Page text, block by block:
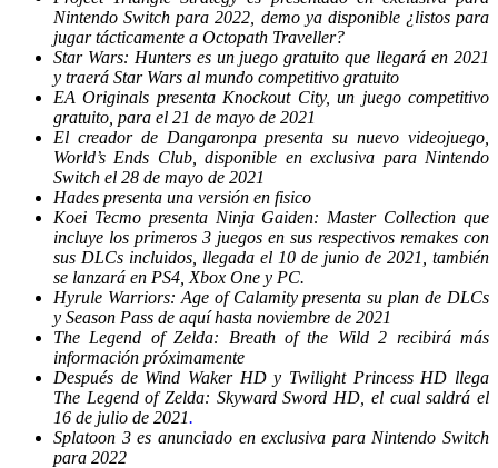
Nintendo Switch para 2022, demo ya disponible ¿listos para
jugar tácticamente a Octopath Traveller?
Star Wars: Hunters es un juego gratuito que llegará en 2021
y traerá Star Wars al mundo competitivo gratuito
EA Originals presenta Knockout City, un juego competitivo
gratuito, para el 21 de mayo de 2021
El creador de Dangaronpa presenta su nuevo videojuego,
World’s Ends Club, disponible en exclusiva para Nintendo
Switch el 28 de mayo de 2021
Hades presenta una versión en fisico
Koei Tecmo presenta Ninja Gaiden: Master Collection que
incluye los primeros 3 juegos en sus respectivos remakes con
sus DLCs incluidos, llegada el 10 de junio de 2021, también
se lanzará en PS4, Xbox One y PC.
Hyrule Warriors: Age of Calamity presenta su plan de DLCs
y Season Pass de aquí hasta noviembre de 2021
The Legend of Zelda: Breath of the Wild 2 recibirá más
información próximamente
Después de Wind Waker HD y Twilight Princess HD llega
The Legend of Zelda: Skyward Sword HD, el cual saldrá el
16 de julio de 2021.
Splatoon 3 es anunciado en exclusiva para Nintendo Switch
para 2022